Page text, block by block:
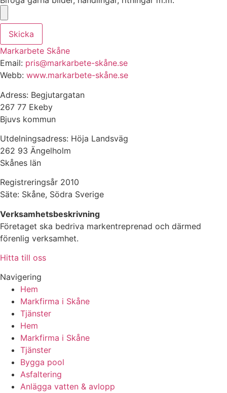
Skicka
Markarbete Skåne
Email: pris@markarbete-skåne.se
Webb: www.markarbete-skåne.se
Adress: Begjutargatan
267 77 Ekeby
Bjuvs kommun
Utdelningsadress: Höja Landsväg
262 93 Ängelholm
Skånes län
Registreringsår 2010
Säte: Skåne, Södra Sverige
Verksamhetsbeskrivning
Företaget ska bedriva markentreprenad och därmed
förenlig verksamhet.
Hitta till oss
Navigering
Hem
Markfirma i Skåne
Tjänster
Hem
Markfirma i Skåne
Tjänster
Bygga pool
Asfaltering
Anlägga vatten & avlopp